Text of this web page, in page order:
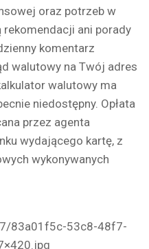
oraz potrzeb w
ani porady
komentarz
walutowy na Twój adres
walutowy ma
niedostępny. Opłata
przez agenta
wydającego kartę, z
wykonywanych
83a01f5c-53c8-48f7-